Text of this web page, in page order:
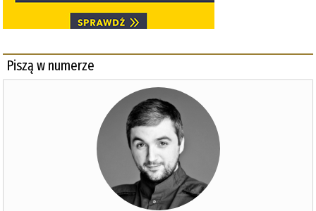
Piszą w numerze